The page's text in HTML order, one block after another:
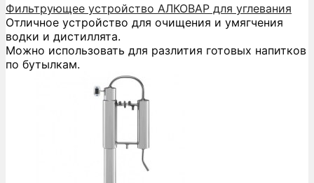
Фильтрующее устройство АЛКОВАР для углевания
Отличное устройство для очищения и умягчения
водки и дистиллята.
Можно использовать для разлития готовых напитков
по бутылкам.